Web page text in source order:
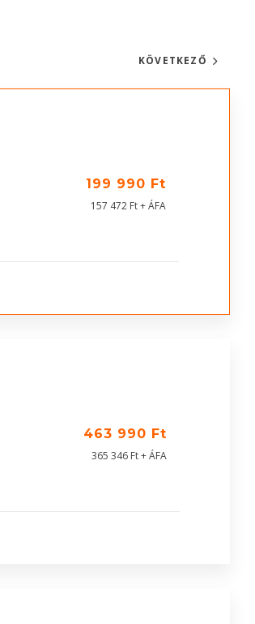
KÖVETKEZŐ
199 990 Ft
157 472 Ft + ÁFA
463 990 Ft
365 346 Ft + ÁFA